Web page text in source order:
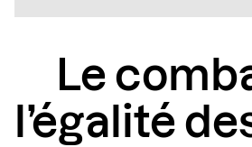
Le
l’égalité